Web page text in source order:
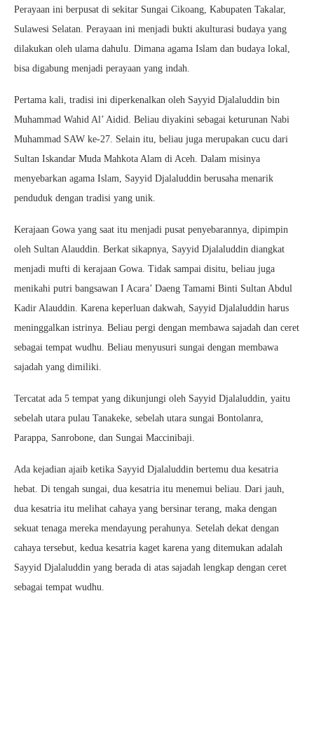
Perayaan ini berpusat di sekitar Sungai Cikoang, Kabupaten Takalar,
Sulawesi Selatan. Perayaan ini menjadi bukti akulturasi budaya yang
dilakukan oleh ulama dahulu. Dimana agama Islam dan budaya lokal,
bisa digabung menjadi perayaan yang indah.
Pertama kali, tradisi ini diperkenalkan oleh Sayyid Djalaluddin bin
Muhammad Wahid Al’ Aidid. Beliau diyakini sebagai keturunan Nabi
Muhammad SAW ke-27. Selain itu, beliau juga merupakan cucu dari
Sultan Iskandar Muda Mahkota Alam di Aceh. Dalam misinya
menyebarkan agama Islam, Sayyid Djalaluddin berusaha menarik
penduduk dengan tradisi yang unik.
Kerajaan Gowa yang saat itu menjadi pusat penyebarannya, dipimpin
oleh Sultan Alauddin. Berkat sikapnya, Sayyid Djalaluddin diangkat
menjadi mufti di kerajaan Gowa. Tidak sampai disitu, beliau juga
menikahi putri bangsawan I Acara’ Daeng Tamami Binti Sultan Abdul
Kadir Alauddin. Karena keperluan dakwah, Sayyid Djalaluddin harus
meninggalkan istrinya. Beliau pergi dengan membawa sajadah dan ceret
sebagai tempat wudhu. Beliau menyusuri sungai dengan membawa
sajadah yang dimiliki.
Tercatat ada 5 tempat yang dikunjungi oleh Sayyid Djalaluddin, yaitu
sebelah utara pulau Tanakeke, sebelah utara sungai Bontolanra,
Parappa, Sanrobone, dan Sungai Maccinibaji.
Ada kejadian ajaib ketika Sayyid Djalaluddin bertemu dua kesatria
hebat. Di tengah sungai, dua kesatria itu menemui beliau. Dari jauh,
dua kesatria itu melihat cahaya yang bersinar terang, maka dengan
sekuat tenaga mereka mendayung perahunya. Setelah dekat dengan
cahaya tersebut, kedua kesatria kaget karena yang ditemukan adalah
Sayyid Djalaluddin yang berada di atas sajadah lengkap dengan ceret
sebagai tempat wudhu.